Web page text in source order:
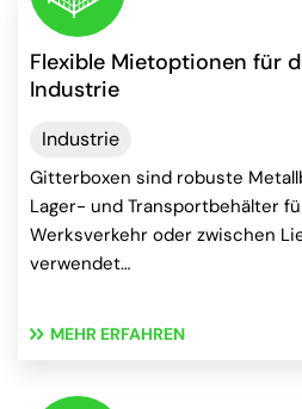
Flexible Mietoptionen für
Industrie
Industrie
Gitterboxen sind robuste
Lager- und Transportbehälter
Werksverkehr oder zwischen
verwendet…
MEHR ERFAHREN